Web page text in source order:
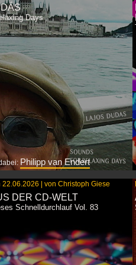
Days
Endert hat der ungarische
Philipp van Endert
| von Christoph Giese
DER CD-WELT
Schnelldurchlauf Vol. 83